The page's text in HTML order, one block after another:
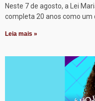
Neste 7 de agosto, a Lei
completa 20 anos como
Leia mais »